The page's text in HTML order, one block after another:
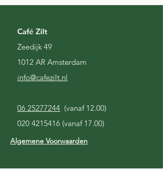
Café Zilt
Zeedijk 49
1012 AR Amsterdam
info@cafezilt.nl
06 25277244 (vanaf 12.00)
020 4215416 (vanaf 17.00)
Algemene Voorwaarden